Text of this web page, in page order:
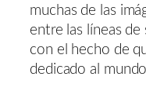
muchas de las
entre las líneas
con el hecho de
dedicado al